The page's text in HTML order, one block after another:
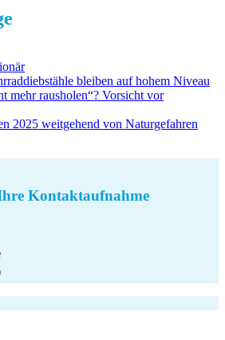
bleiben auf hohem Niveau
mehr rausholen“? Vorsicht vor
2025 weitgehend von Naturgefahren
Kontaktaufnahme